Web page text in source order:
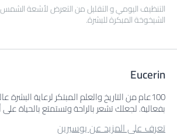
التنظيف اليومي و التقليل من التعرض لأشعة الشمس
الشيخوخة المبكرة للبشرة.
Eucerin
100عام من التاريخ والعلم المبتكر لرعاية
بفعالية. لجعلك تشعر بالراحة وتستمتع بالحياة
تعرف على المزيد عن يوسيرين